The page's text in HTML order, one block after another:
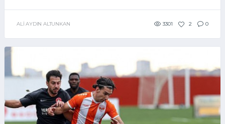
ALI AYDIN ALTUNKAN 3301 2 0